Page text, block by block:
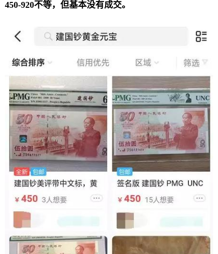
450-920不等，但基本没有成交。